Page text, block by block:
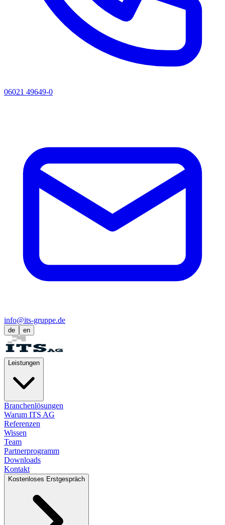
06021 49649-0
info@its-gruppe.de
de en
Leistungen
Branchenlösungen
Warum ITS AG
Referenzen
Wissen
Team
Partnerprogramm
Downloads
Kontakt
Kostenloses Erstgespräch